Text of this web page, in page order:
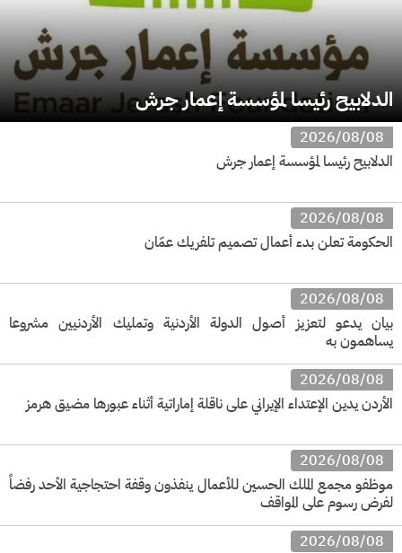
الدلابيح رئيسا لمؤسسة إعمار جرش
2026/08/08
الدلابيح رئيسا لمؤسسة إعمار جرش
2026/08/08
الحكومة تعلن بدء أعمال تصميم تلفريك عمّان
2026/08/08
بيان يدعو لتعزيز أصول الدولة الأردنية وتمليك الأردنيين مشروعا
يساهمون به
2026/08/08
الأردن يدين الإعتداء الإيراني على ناقلة إماراتية أثناء عبورها مضيق هرمز
2026/08/08
موظفو مجمع الملك الحسين للأعمال ينفذون وقفة احتجاجية الأحد رفضاً
لفرض رسوم على المواقف
2026/08/08